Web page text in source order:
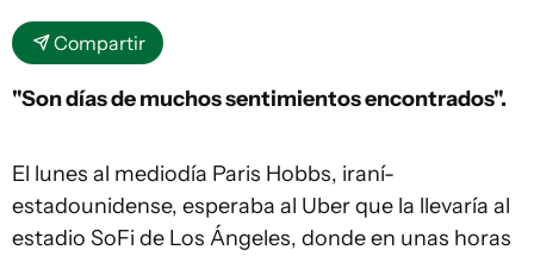
Compartir
"Son días de muchos sentimientos encontrados".
El lunes al mediodía Paris Hobbs, iraní-
estadounidense, esperaba al Uber que la llevaría al
estadio SoFi de Los Ángeles, donde en unas horas